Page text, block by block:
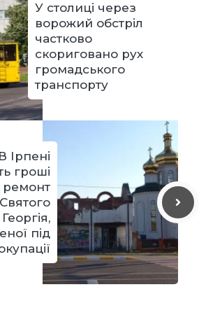
У столиці через
ворожий обстріл
частково
скориговано рух
громадського
транспорту
В Ірпені
гроші
ремонт
Георгія,
під